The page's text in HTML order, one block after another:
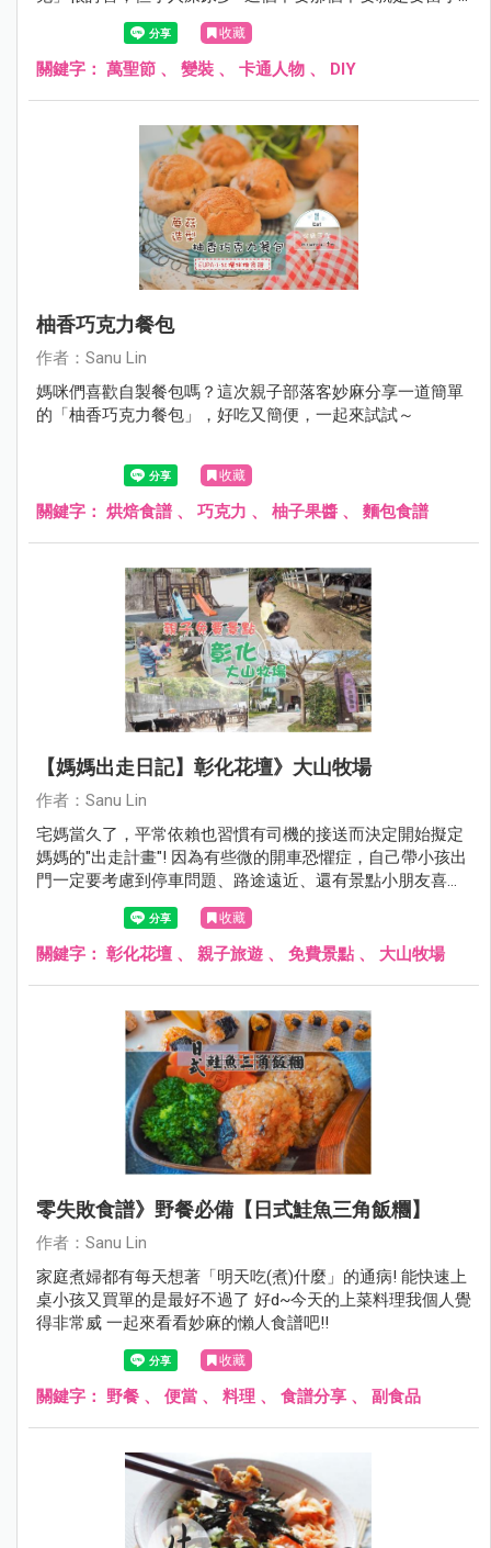
公主，搞到最後大家都撞衣、因為各個都成了 Let it go~
收藏
關鍵字： 萬聖節 、 變裝 、 卡通人物 、 DIY
柚香巧克力餐包
作者：Sanu Lin
媽咪們喜歡自製餐包嗎？這次親子部落客妙麻分享一道簡單
的「柚香巧克力餐包」，好吃又簡便，一起來試試～
收藏
關鍵字： 烘焙食譜 、 巧克力 、 柚子果醬 、 麵包食譜
【媽媽出走日記】彰化花壇》大山牧場
作者：Sanu Lin
宅媽當久了，平常依賴也習慣有司機的接送而決定開始擬定
媽媽的"出走計畫"! 因為有些微的開車恐懼症，自己帶小孩出
門一定要考慮到停車問題、路途遠近、還有景點小朋友喜不
鐘以外，還能親近大自然覺得挺不賴的! 媽媽我呢決定跨出
心理障礙的第一步才能有勇氣帶雙寶去更多地方探險XD
收藏
關鍵字： 彰化花壇 、 親子旅遊 、 免費景點 、 大山牧場
零失敗食譜》野餐必備【日式鮭魚三角飯糰】
作者：Sanu Lin
家庭煮婦都有每天想著「明天吃(煮)什麼」的通病! 能快速上
桌小孩又買單的是最好不過了 好d~今天的上菜料理我個人覺
得非常威 一起來看看妙麻的懶人食譜吧!!
收藏
關鍵字： 野餐 、 便當 、 料理 、 食譜分享 、 副食品